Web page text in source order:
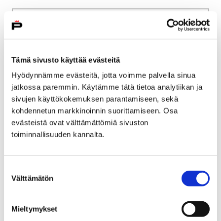
Tämä sivusto käyttää evästeitä
Hyödynnämme evästeitä, jotta voimme palvella sinua
jatkossa paremmin. Käytämme tätä tietoa analytiikan ja
sivujen käyttökokemuksen parantamiseen, sekä
kohdennetun markkinoinnin suorittamiseen. Osa
evästeistä ovat välttämättömiä sivuston
toiminnallisuuden kannalta.
valinta
Välttämätön
Mieltymykset
Ota yhteyttä
Kulttuuri ja vapaa-aika
Liikuntatilojen ja
leirikeskusten
vuorohakemus
Voit siirtyä liikuntatilojen ja leirikeskusten
painamalla alla olevasta linkistä.